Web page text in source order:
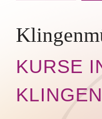
KURSE